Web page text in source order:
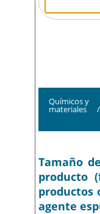
Químicos y
materiales /
Tamaño
producto
productos
agente